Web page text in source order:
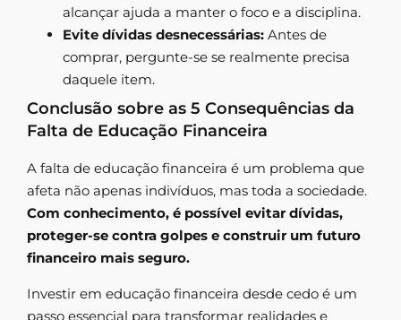
alcançar ajuda a manter o foco e a disciplina.
Evite dívidas desnecessárias: Antes de
comprar, pergunte-se se realmente precisa
daquele item.
Conclusão sobre as 5 Consequências da
Falta de Educação Financeira
A falta de educação financeira é um problema que
afeta não apenas indivíduos, mas toda a sociedade.
Com conhecimento, é possível evitar dívidas,
proteger-se contra golpes e construir um futuro
financeiro mais seguro.
Investir em educação financeira desde cedo é um
passo essencial para transformar realidades e